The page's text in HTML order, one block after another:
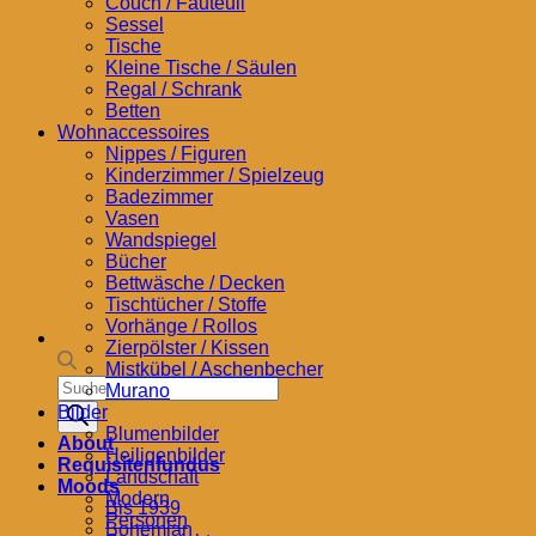
Products
search
About
Requisitenfundus
Moods
Bis 1939
Bohemian
Sessel
Tische
Kleine Tische / Säulen
Regal / Schrank
Betten
Wohnaccessoires
Nippes / Figuren
Kinderzimmer / Spielzeug
Badezimmer
Vasen
Wandspiegel
Bücher
Bettwäsche / Decken
Tischtücher / Stoffe
Vorhänge / Rollos
Zierpölster / Kissen
Mistkübel / Aschenbecher
Murano
Bilder
Blumenbilder
Heiligenbilder
Landschaft
Modern
Personen